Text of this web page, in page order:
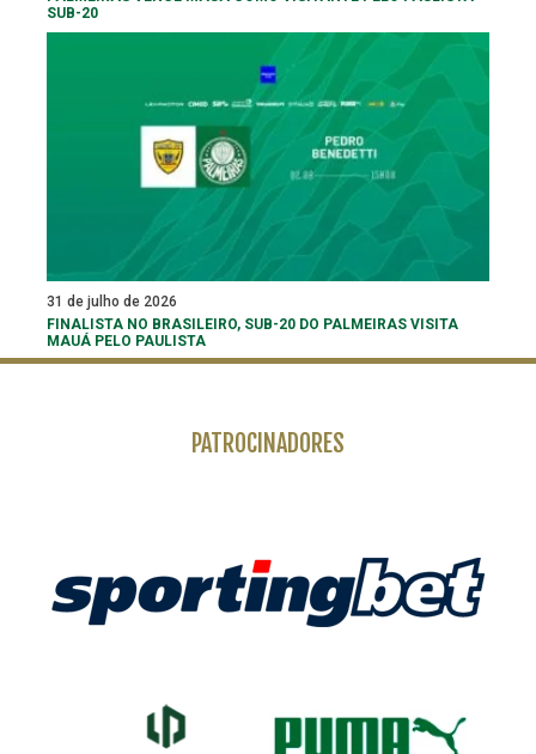
SUB-20
31 de julho de 2026
FINALISTA NO BRASILEIRO, SUB-20 DO PALMEIRAS VISITA
MAUÁ PELO PAULISTA
PATROCINADORES